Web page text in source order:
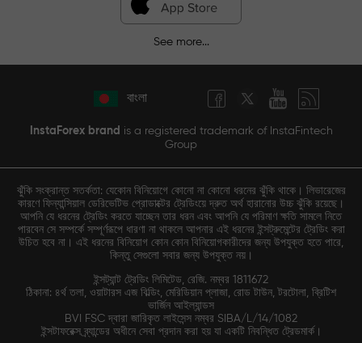
See more...
বাংলা
InstaForex brand is a registered trademark of InstaFintech
Group
ঝুঁকি সংক্রান্ত সতর্কতা: যেকোন বিনিয়োগে কোনো না কোনো ধরনের ঝুঁকি থাকে। লিভারেজের
কারণে ফিন্যান্সিয়াল ডেরিভেটিভ প্রোডাক্টের ট্রেডিংয়ে দ্রুত অর্থ হারানোর উচ্চ ঝুঁকি রয়েছে।
আপনি যে ধরনের ট্রেডিং করতে যাচ্ছেন তার ধরন এবং আপনি যে পরিমাণ ক্ষতি সামলে নিতে
পারবেন সে সম্পর্কে সম্পূর্ণরূপে ধারণা না থাকলে আপনার এই ধরনের ইন্সট্রুমেন্টের ট্রেডিং করা
উচিত হবে না। এই ধরনের বিনিয়োগ কোন কোন বিনিয়োগকারীদের জন্য উপযুক্ত হতে পারে,
কিন্তু সেগুলো সবার জন্য উপযুক্ত নয়।
ইন্সট্যান্ট ট্রেডিং লিমিটেড, রেজি. নম্বর 1811672
ঠিকানা: ৪র্থ তলা, ওয়াটারস এজ বিল্ডিং, মেরিডিয়ান প্লাজা, রোড টাউন, টরটোলা, ব্রিটিশ
ভার্জিন আইল্যান্ডস
BVI FSC দ্বারা জারিকৃত লাইসেন্স নম্বর SIBA/L/14/1082
ইন্সটাফরেক্স ব্র্যান্ডের অধীনে সেবা প্রদান করা হয় যা একটি নিবন্ধিত ট্রেডমার্ক।